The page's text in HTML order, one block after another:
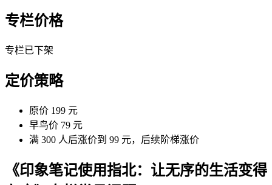
专栏价格
专栏已下架
定价策略
原价 199 元
早鸟价 79 元
满 300 人后涨价到 99 元，后续阶梯涨价
《印象笔记使用指北：让无序的生活变得